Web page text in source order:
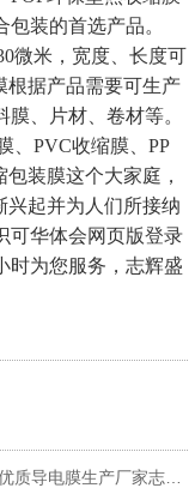
装的首选产品。
微米，宽度、长度可
根据产品需要可生产
、片材、卷材等。
、PVC收缩膜、PP
装膜这个大家庭，
兴起并为人们所接纳
可华体会网页版登录
时为您服务，志辉盛
下一篇: 优质导电膜生产厂家志辉盛